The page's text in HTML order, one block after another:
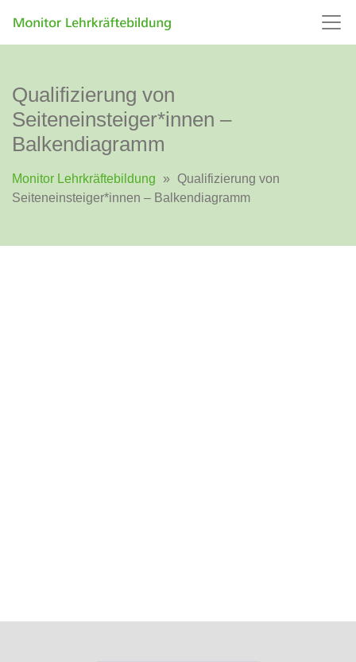
Qualifizierung von
Seiteneinsteiger*innen –
Balkendiagramm
Monitor Lehrkräftebildung »
Qualifizierung von
Seiteneinsteiger*innen – Balkendiagramm